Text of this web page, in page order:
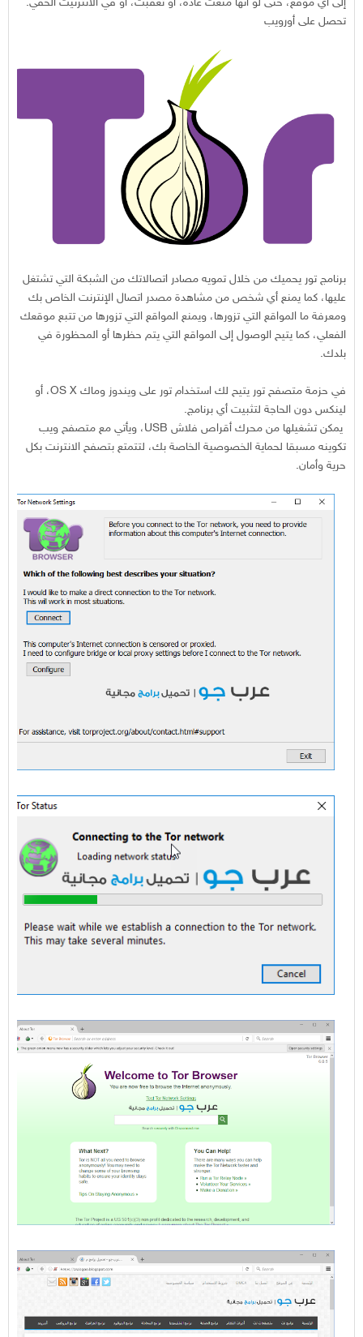
إلى أي موقع، حتى لو أنها منعت عادة، أو تعقبت، أو في الأنترنيت الخفي.
تحصل على أورويب
برنامج تور يحميك من خلال تمويه مصادر اتصالاتك من الشبكة التي تشتغل
عليها، كما يمنع أي شخص من مشاهدة مصدر اتصال الإنترنت الخاص بك
ومعرفة ما المواقع التي تزورها، ويمنع المواقع التي تزورها من تتبع موقعك
الفعلي، كما يتيح الوصول إلى المواقع التي يتم حظرها أو المحظورة في
بلدك.
في حزمة متصفح تور يتيح لك استخدام تور على ويندوز وماك OS X، أو
لينكس دون الحاجة لتثبيت أي برنامج.
يمكن تشغيلها من محرك أقراص فلاش USB، ويأتي مع متصفح ويب
تكوينه مسبقا لحماية الخصوصية الخاصة بك، لتتمتع بتصفح الانترنت بكل
حرية وأمان.